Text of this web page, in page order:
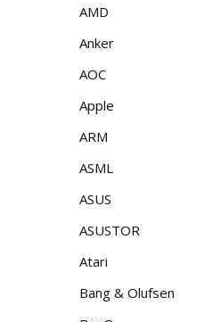
AMD
Anker
AOC
Apple
ARM
ASML
ASUS
ASUSTOR
Atari
Bang & Olufsen